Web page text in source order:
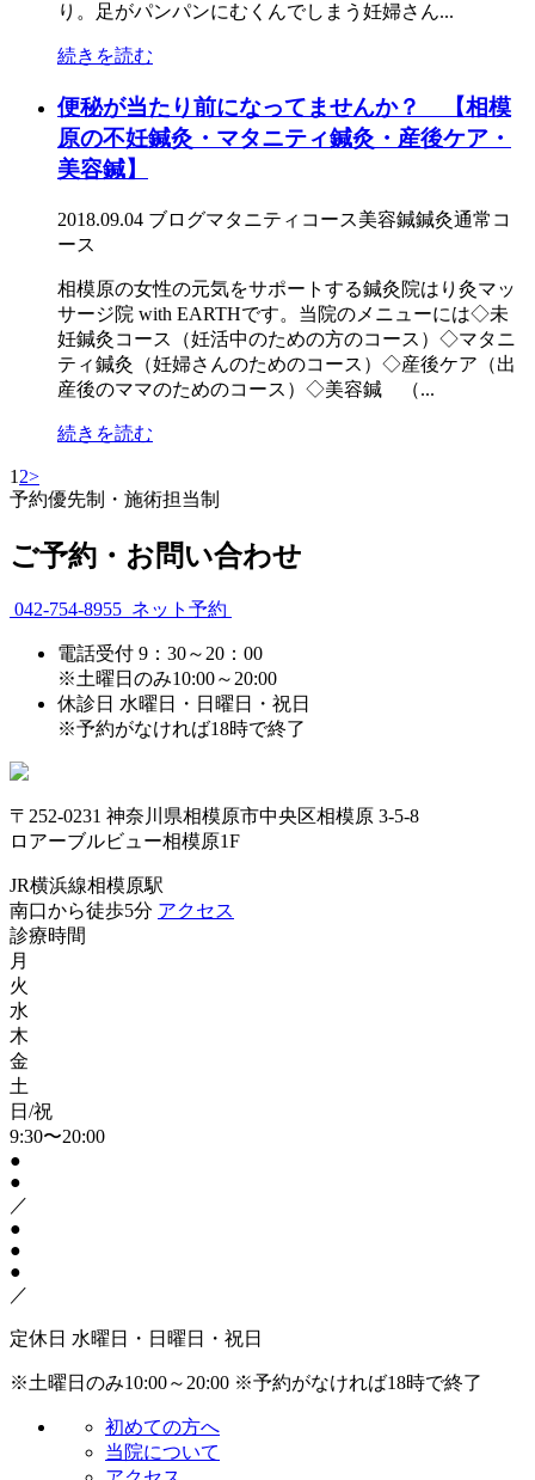
り。足がパンパンにむくんでしまう妊婦さん...
続きを読む
便秘が当たり前になってませんか？ 【相模
原の不妊鍼灸・マタニティ鍼灸・産後ケア・
美容鍼】
2018.09.04 ブログマタニティコース美容鍼鍼灸通常コ
ース
相模原の女性の元気をサポートする鍼灸院はり灸マッ
サージ院 with EARTHです。当院のメニューには◇未
妊鍼灸コース（妊活中のための方のコース）◇マタニ
ティ鍼灸（妊婦さんのためのコース）◇産後ケア（出
産後のママのためのコース）◇美容鍼 （...
続きを読む
1 2>
予約優先制・施術担当制
ご予約・お問い合わせ
042-754-8955 ネット予約
電話受付 9：30～20：00
※土曜日のみ10:00～20:00
休診日 水曜日・日曜日・祝日
※予約がなければ18時で終了
〒252-0231 神奈川県相模原市中央区相模原 3-5-8
ロアーブルビュー相模原1F
JR横浜線相模原駅
南口から徒歩5分 アクセス
診療時間
月
火
水
木
金
土
日/祝
9:30〜20:00
●
●
／
●
●
●
／
定休日 水曜日・日曜日・祝日
※土曜日のみ10:00～20:00 ※予約がなければ18時で終了
初めての方へ
当院について